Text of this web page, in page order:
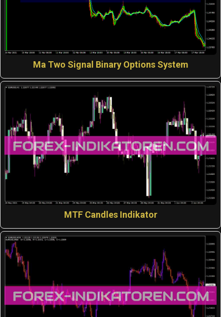
Ma Two Signal Binary Options System
MTF Candles Indikator